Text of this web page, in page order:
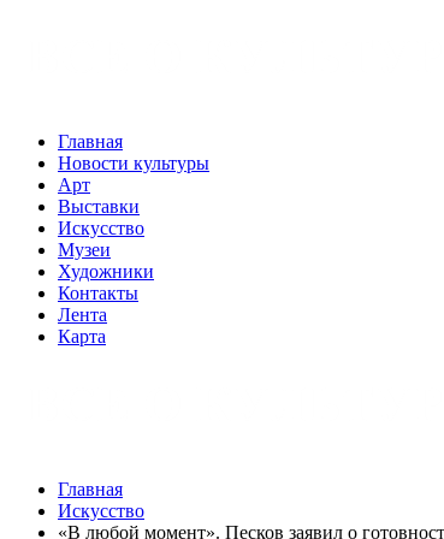
Главная
Новости культуры
Арт
Выставки
Искусство
Музеи
Художники
Контакты
Лента
Карта
Главная
Искусство
«В любой момент». Песков заявил о